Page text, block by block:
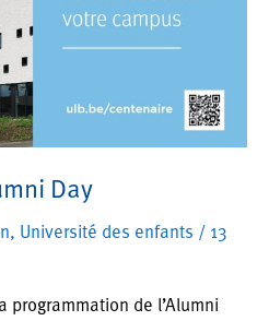
Day
, Université des enfants / 13
programmation de l’Alumni